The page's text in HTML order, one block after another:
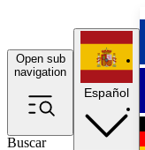
Open sub
navigation
Buscar
Español